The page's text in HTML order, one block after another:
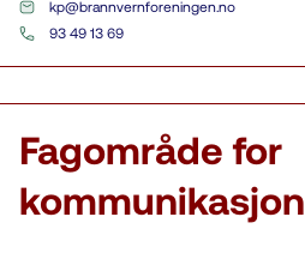
kp@brannvernforeningen.no
93 49 13 69
Fagområde for
kommunikasjon